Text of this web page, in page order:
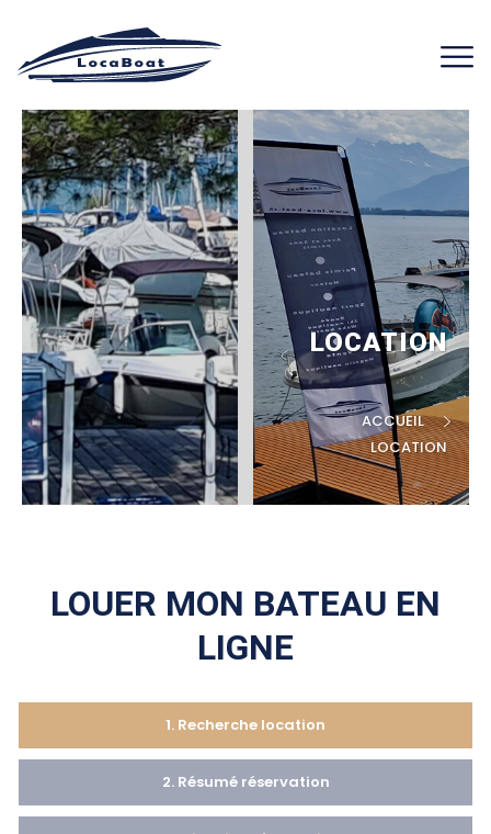
LOCATION
ACCUEIL
LOCATION
LOUER MON BATEAU EN
LIGNE
1. Recherche location
2. Résumé réservation